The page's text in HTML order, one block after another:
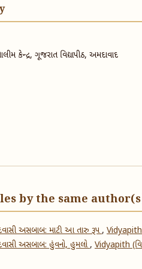
કેન્દ્ર, ગૂજરાત વિદ્યાપીઠ, અમદાવાદ
by the same
અસબાબ: માટી આ તારુ રૂપ, Vidyapith
અસબાબ: હુંવનો, હુમલો, Vidyapith